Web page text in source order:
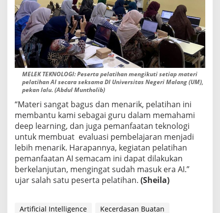
MELEK TEKNOLOGI: Peserta pelatihan mengikuti setiap materi
pelatihan AI secara seksama DI Universitas Negeri Malang (UM),
pekan lalu. (Abdul Muntholib)
“Materi sangat bagus dan menarik, pelatihan ini
membantu kami sebagai guru dalam memahami
deep learning, dan juga pemanfaatan teknologi
untuk membuat evaluasi pembelajaran menjadi
lebih menarik. Harapannya, kegiatan pelatihan
pemanfaatan AI semacam ini dapat dilakukan
berkelanjutan, mengingat sudah masuk era AI.”
ujar salah satu peserta pelatihan. (Sheila)
Artificial Intelligence
Kecerdasan Buatan